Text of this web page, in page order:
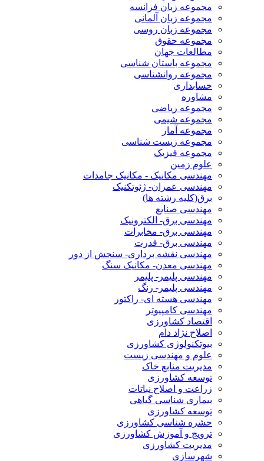
مجموعه زبان فرانسه
مجموعه زبان آلمانی
مجموعه زبان روسی
مجموعه حقوق
مطالعات جهان
مجموعه باستان شناسی
مجموعه روانشناسی
حسابداری
مشاوره
مجموعه ریاضی
مجموعه شیمی
مجموعه آمار
مجموعه زیست شناسی
مجموعه فیزیک
علوم زمین
مهندسی مکانیک - مکانیک جامدات
مهندسی عمران- ژئوتکنیک
برق(کلیه رشته ها)
مهندسی صنایع
مهندسی برق- الکترونیک
مهندسی برق- مخابرات
مهندسی برق- قدرت
مهندسی نقشه برداری- سنجش از دور
مهندسی معدن- مکانیک سنگ
مهندسی پلیمر- پلیمر
مهندسی پلیمر- رنگ
مهندسی هسته ای- راکتور
مهندسی کامپیوتر
اقتصاد کشاورزی
اصلاح نژاد دام
بیوتکنولوژی کشاورزی
علوم و مهندسی زیست
مدیریت منابع خاک
توسعه کشاورزی
زراعت و اصلاح نباتات
بیماری شناسی گیاهی
توسعه کشاورزی
حشره شناسی کشاورزی
ترویج و آموزش کشاورزی
مدیریت کشاورزی
شهرسازی